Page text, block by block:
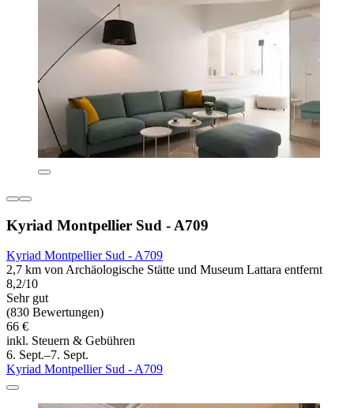
Kyriad Montpellier Sud - A709
Kyriad Montpellier Sud - A709
2,7 km von Archäologische Stätte und Museum Lattara entfernt
8,2/10
Sehr gut
(830 Bewertungen)
66 €
inkl. Steuern & Gebühren
6. Sept.–7. Sept.
Kyriad Montpellier Sud - A709